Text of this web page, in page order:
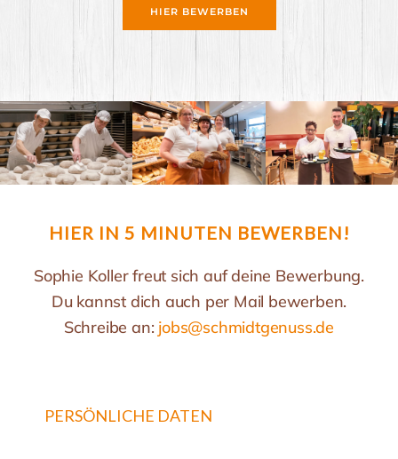
HIER BEWERBEN
HIER IN 5 MINUTEN BEWERBEN!
Sophie Koller freut sich auf deine Bewerbung.
Du kannst dich auch per Mail bewerben.
Schreibe an: jobs@schmidtgenuss.de
PERSÖNLICHE DATEN